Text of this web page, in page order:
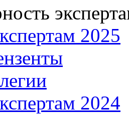
2025
2024